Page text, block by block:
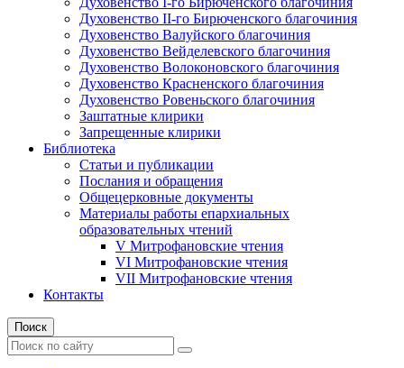
Духовенство II-го Бирюченского благочиния
Духовенство Валуйского благочиния
Духовенство Вейделевского благочиния
Духовенство Волоконовского благочиния
Духовенство Красненского благочиния
Духовенство Ровеньского благочиния
Заштатные клирики
Запрещенные клирики
Библиотека
Статьи и публикации
Послания и обращения
Общецерковные документы
Материалы работы епархиальных
образовательных чтений
V Митрофановские чтения
VI Митрофановские чтения
VII Митрофановские чтения
Контакты
Поиск